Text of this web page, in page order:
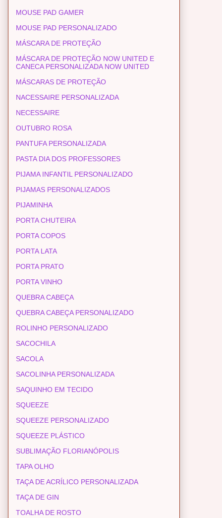
MOUSE PAD GAMER
MOUSE PAD PERSONALIZADO
MÁSCARA DE PROTEÇÃO
MÁSCARA DE PROTEÇÃO NOW UNITED E
CANECA PERSONALIZADA NOW UNITED
MÁSCARAS DE PROTEÇÃO
NACESSAIRE PERSONALIZADA
NECESSAIRE
OUTUBRO ROSA
PANTUFA PERSONALIZADA
PASTA DIA DOS PROFESSORES
PIJAMA INFANTIL PERSONALIZADO
PIJAMAS PERSONALIZADOS
PIJAMINHA
PORTA CHUTEIRA
PORTA COPOS
PORTA LATA
PORTA PRATO
PORTA VINHO
QUEBRA CABEÇA
QUEBRA CABEÇA PERSONALIZADO
ROLINHO PERSONALIZADO
SACOCHILA
SACOLA
SACOLINHA PERSONALIZADA
SAQUINHO EM TECIDO
SQUEEZE
SQUEEZE PERSONALIZADO
SQUEEZE PLÁSTICO
SUBLIMAÇÃO FLORIANÓPOLIS
TAPA OLHO
TAÇA DE ACRÍLICO PERSONALIZADA
TAÇA DE GIN
TOALHA DE ROSTO